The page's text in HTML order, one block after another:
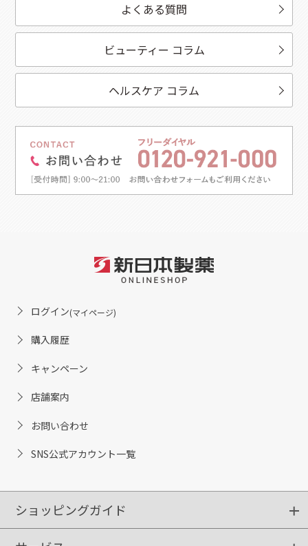
よくある質問
ビューティー コラム
ヘルスケア コラム
ログイン(マイページ)
購入履歴
キャンペーン
店舗案内
お問い合わせ
SNS公式アカウント一覧
ショッピングガイド